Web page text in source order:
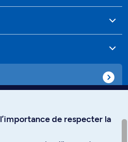
de respecter la